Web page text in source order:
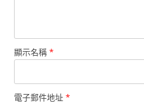
顯示名稱 *
電子郵件地址 *